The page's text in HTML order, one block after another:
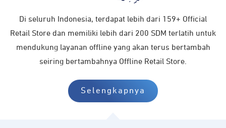
Di seluruh Indonesia, terdapat lebih dari 159+ Official
Retail Store dan memiliki lebih dari 200 SDM terlatih untuk
mendukung layanan offline yang akan terus bertambah
seiring bertambahnya Offline Retail Store.
Selengkapnya